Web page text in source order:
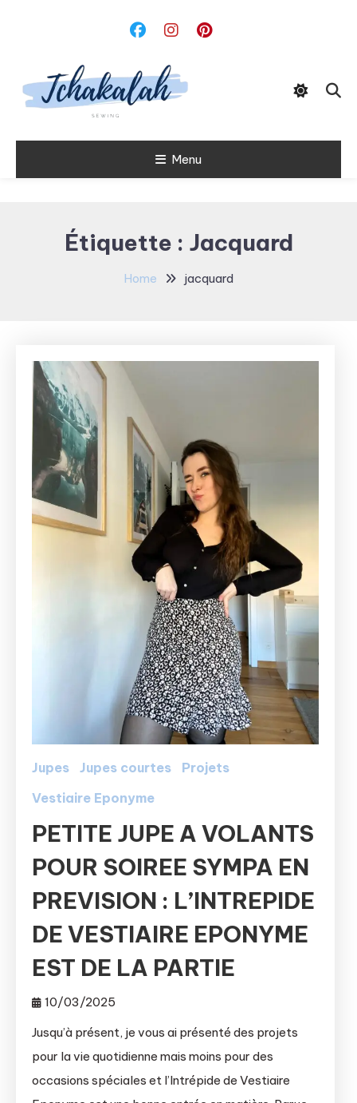
Tchakalah Menu
Étiquette : Jacquard
Home jacquard
Jupes Jupes courtes
Projets
Vestiaire Eponyme
PETITE JUPE A VOLANTS
POUR SOIREE SYMPA EN
PREVISION : L’INTREPIDE
DE VESTIAIRE EPONYME
EST DE LA PARTIE
10/03/2025
Jusqu’à présent, je vous ai présenté des projets
pour la vie quotidienne mais moins pour des
occasions spéciales et l’Intrépide de Vestiaire